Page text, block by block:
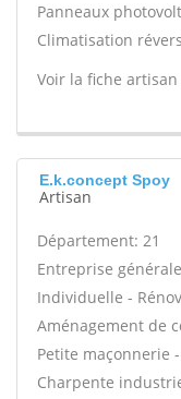
Panneaux
Climatisation
Voir la fiche artisan
E.k.concept Spoy
Artisan
Département: 21
Entreprise
Individuelle -
Aménagement de
Petite maçonnerie
Charpente